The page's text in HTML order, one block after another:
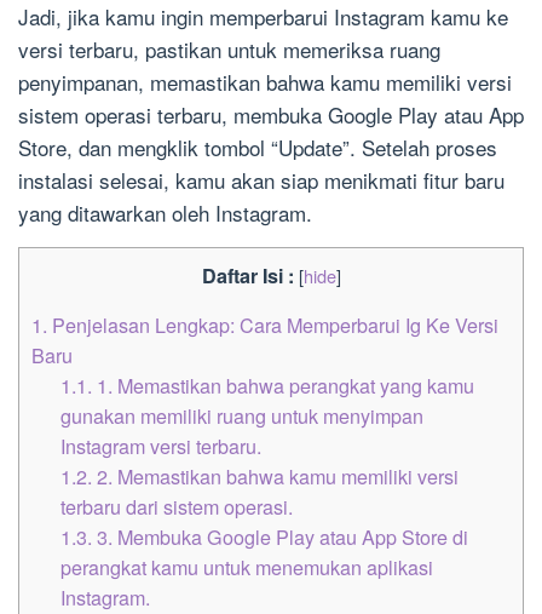
Jadi, jika kamu ingin memperbarui Instagram kamu ke
versi terbaru, pastikan untuk memeriksa ruang
penyimpanan, memastikan bahwa kamu memiliki versi
sistem operasi terbaru, membuka Google Play atau App
Store, dan mengklik tombol “Update”. Setelah proses
instalasi selesai, kamu akan siap menikmati fitur baru
yang ditawarkan oleh Instagram.
Daftar Isi : [hide]
1. Penjelasan Lengkap: Cara Memperbarui Ig Ke Versi
Baru
1.1. 1. Memastikan bahwa perangkat yang kamu
gunakan memiliki ruang untuk menyimpan
Instagram versi terbaru.
1.2. 2. Memastikan bahwa kamu memiliki versi
terbaru dari sistem operasi.
1.3. 3. Membuka Google Play atau App Store di
perangkat kamu untuk menemukan aplikasi
Instagram.